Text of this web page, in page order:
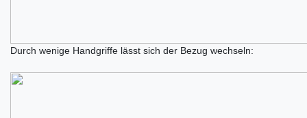
Durch wenige Handgriffe lässt sich der Bezug wechseln: